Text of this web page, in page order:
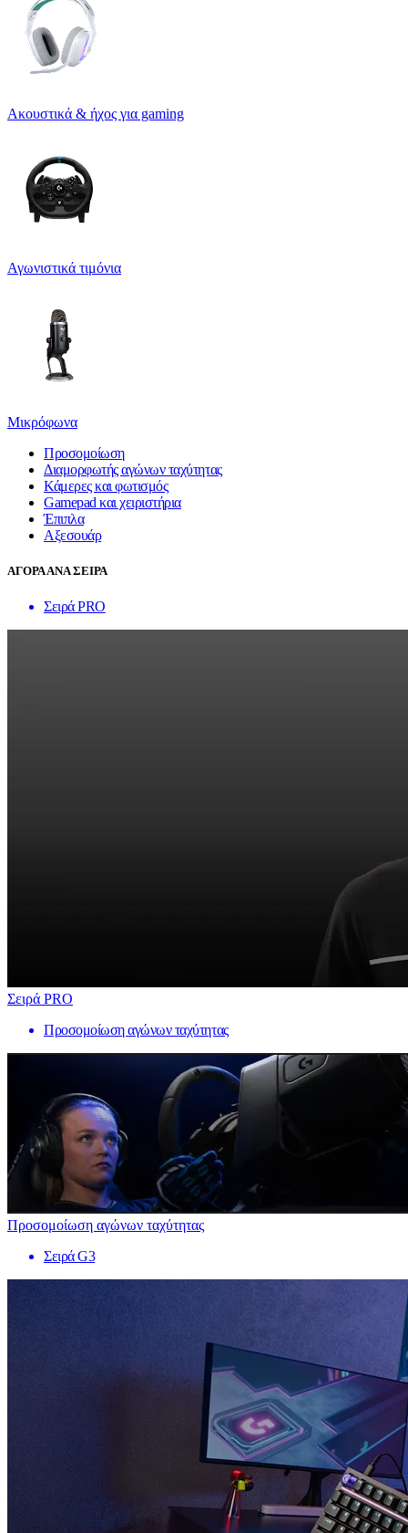
Ακουστικά & ήχος για gaming
Αγωνιστικά τιμόνια
Μικρόφωνα
Προσομοίωση
Διαμορφωτής αγώνων ταχύτητας
Κάμερες και φωτισμός
Gamepad και χειριστήρια
Έπιπλα
Αξεσουάρ
ΑΓΟΡΑ ΑΝΑ ΣΕΙΡΑ
Σειρά PRO
Σειρά PRO
Προσομοίωση αγώνων ταχύτητας
Προσομοίωση αγώνων ταχύτητας
Σειρά G3